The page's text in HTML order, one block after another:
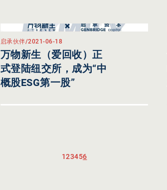
启承伙伴/2021-06-18
万物新生（爱回收）正
式登陆纽交所，成为“中
概股ESG第一股”
123456